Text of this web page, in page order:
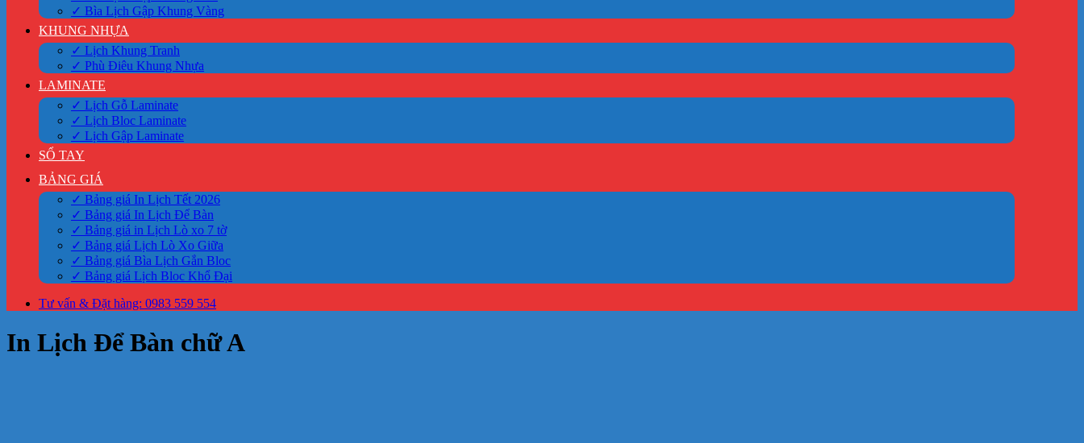
✓ Bìa Lịch Gập Khung Vàng
KHUNG NHỰA
✓ Lịch Khung Tranh
✓ Phù Điêu Khung Nhựa
LAMINATE
✓ Lịch Gỗ Laminate
✓ Lịch Bloc Laminate
✓ Lịch Gập Laminate
SỔ TAY
BẢNG GIÁ
✓ Bảng giá In Lịch Tết 2026
✓ Bảng giá In Lịch Để Bàn
✓ Bảng giá in Lịch Lò xo 7 tờ
✓ Bảng giá Lịch Lò Xo Giữa
✓ Bảng giá Bìa Lịch Gắn Bloc
✓ Bảng giá Lịch Bloc Khổ Đại
Tư vấn & Đặt hàng: 0983 559 554
In Lịch Để Bàn chữ A